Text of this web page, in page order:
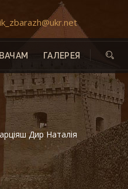
ГАЛЕРЕЯ
Дир Наталія